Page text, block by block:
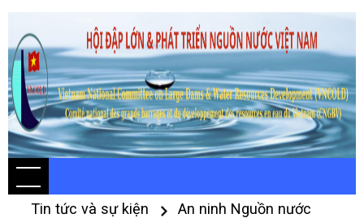
Tin tức và sự kiện An ninh Nguồn nước